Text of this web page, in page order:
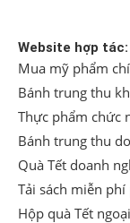
Website hợp tác:
Mua mỹ phẩm
Bánh trung thu
Thực phẩm chức
Bánh trung thu
Quà Tết doanh
Tải sách miễn phí
Hộp quà Tết